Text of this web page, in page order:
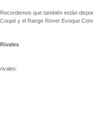
Recordemos que también están
Coupé y el Range Rover Evoque
Rivales